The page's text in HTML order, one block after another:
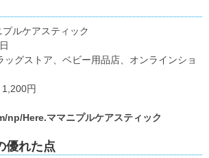
ルケアスティック
ッグストア、ベビー用品店、オンラインショ
円
Here.ママニプルケアスティック
優れた点